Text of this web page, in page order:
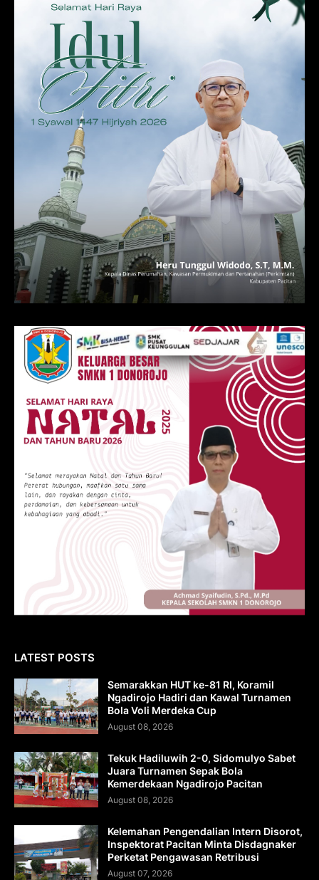
LATEST POSTS
Semarakkan HUT ke-81 RI, Koramil
Ngadirojo Hadiri dan Kawal Turnamen
Bola Voli Merdeka Cup
August 08, 2026
Tekuk Hadiluwih 2-0, Sidomulyo Sabet
Juara Turnamen Sepak Bola
Kemerdekaan Ngadirojo Pacitan
August 08, 2026
Kelemahan Pengendalian Intern Disorot,
Inspektorat Pacitan Minta Disdagnaker
Perketat Pengawasan Retribusi
August 07, 2026